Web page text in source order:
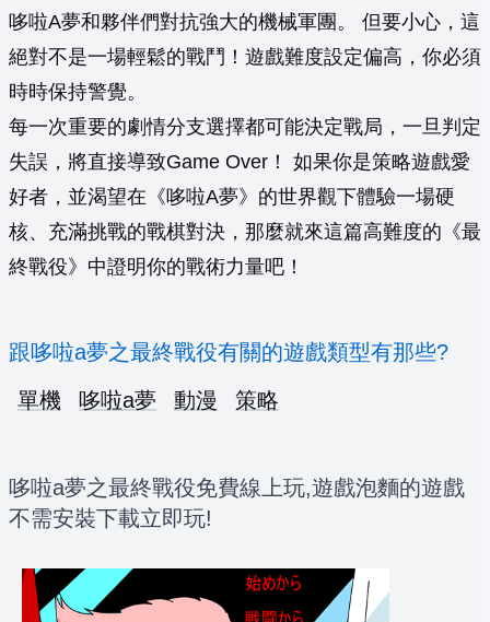
哆啦A夢和夥伴們對抗強大的機械軍團。 但要小心，這
絕對不是一場輕鬆的戰鬥！遊戲難度設定偏高，你必須
時時保持警覺。
每一次重要的劇情分支選擇都可能決定戰局，一旦判定
失誤，將直接導致Game Over！ 如果你是策略遊戲愛
好者，並渴望在《哆啦A夢》的世界觀下體驗一場硬
核、充滿挑戰的戰棋對決，那麼就來這篇高難度的《最
終戰役》中證明你的戰術力量吧！
跟哆啦a夢之最終戰役有關的遊戲類型有那些?
單機
哆啦a夢 動漫 策略
哆啦a夢之最終戰役免費線上玩,遊戲泡麵的遊戲
不需安裝下載立即玩!